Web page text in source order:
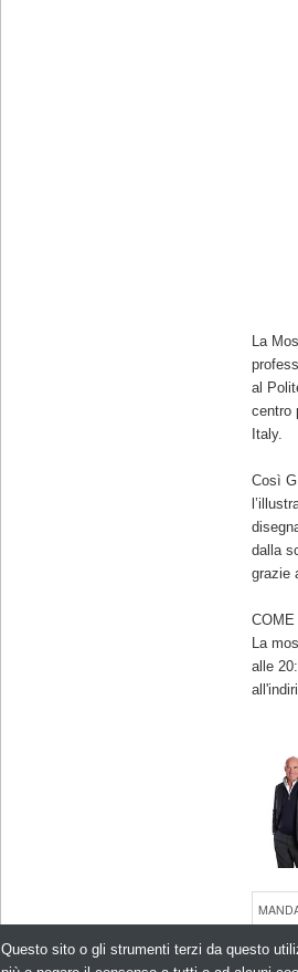
La
al
centro
Italy.
Così
dalla
grazie
La
alle
Questo sito o gli strumenti terzi da questo